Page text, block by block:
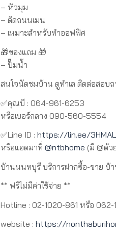
– หัวมุม
– ติดถนนเมน
– เหมาะสำหรับทำออฟฟิศ
🎁ของแถม 🎁
– ปั๊มน้ำ
สนใจนัดชมบ้าน ดูทำเล ติดต่อสอบถ
✅คุณบี : 064-961-6253
หรือเบอร์กลาง 090-560-5554
✅Line ID : https://lin.ee/
หรือแอดมาที่ @ntbhome (มี @ด้ว
บ้านนนทบุรี บริการฝากซื้อ-ขาย บ้า
** ฟรีไม่มีค่าใช้จ่าย **
Hotline : 02-1020-861 หรือ 062-
website : https://